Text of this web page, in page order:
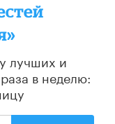
лучших и
в неделю: